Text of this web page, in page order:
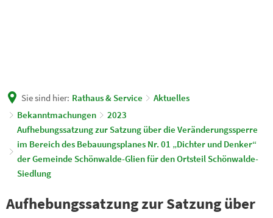
Sie sind hier: Rathaus & Service
Aktuelles
Bekanntmachungen
2023
Aufhebungssatzung zur Satzung über die Veränderungssperre
im Bereich des Bebauungsplanes Nr. 01 „Dichter und Denker“
der Gemeinde Schönwalde-Glien für den Ortsteil Schönwalde-
Siedlung
Aufhebungssatzung zur Satzung über